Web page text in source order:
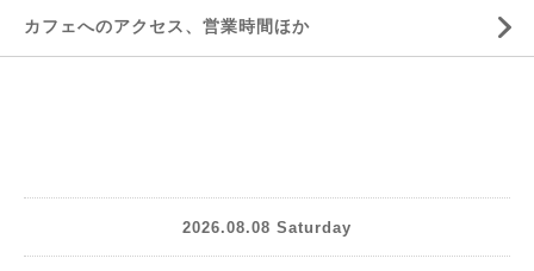
カフェへのアクセス、営業時間ほか
2026.08.08 Saturday